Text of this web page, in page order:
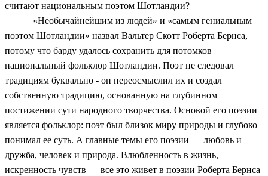
считают национальным поэтом Шотландии?
«Необычайнейшим из людей» и «самым гениальным
поэтом Шотландии» назвал Вальтер Скотт Роберта Бернса,
потому что барду удалось сохранить для потомков
национальный фольклор Шотландии. Поэт не следовал
традициям буквально - он переосмыслил их и создал
собственную традицию, основанную на глубинном
постижении сути народного творчества. Основой его поэзии
является фольклор: поэт был близок миру природы и глубоко
понимал ее суть. А главные темы его поэзии — любовь и
дружба, человек и природа. Влюбленность в жизнь,
искренность чувств — все это живет в поэзии Роберта Бернса